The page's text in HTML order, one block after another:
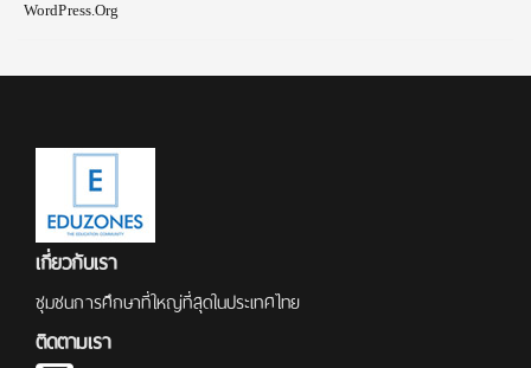
WordPress.org
เกี่ยวกับเรา
ชุมชนการศึกษาที่ใหญ่ที่สุดในประเทศไทย
ติดตามเรา